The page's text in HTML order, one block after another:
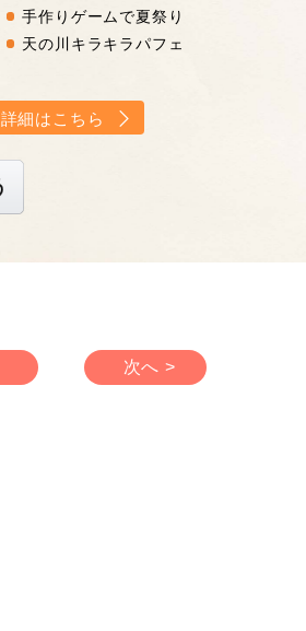
手作りゲームで夏祭り
天の川キラキラパフェ
詳細はこちら
次へ >